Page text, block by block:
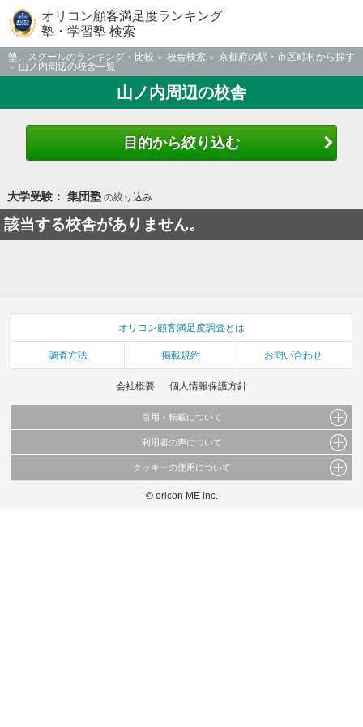
オリコン顧客満足度ランキング
塾・学習塾 検索
塾、スクールのランキング・比較 校舎検索
京都府の駅・市区町村から探す
山ノ内周辺の校舎一覧
山ノ内周辺の校舎
目的から絞り込む
大学受験： 集団塾の絞り込み
該当する校舎がありません。
オリコン顧客満足度調査とは
調査方法 掲載規約 お問い合わせ
会社概要 個人情報保護方針
引用・転載について
当サイトで公開されている情報（文字、写真、イラスト、画像データ等）及びこれらの配
これらの情報を権利者の許可なく無断転載・複製などの二次利用を行うことは固く禁じて
利用者の声について
当サイトに掲載している内容はすべてサービスの利用者が提出された見解・感想です。
弊社の見解・ 意見ではないことをご理解いただいた上でご覧ください。
クッキーの使用について
このサイトでは Cookie を使用して、ユーザーに合わせたコンテンツや広告の表示、ソー
© oricon ME inc.